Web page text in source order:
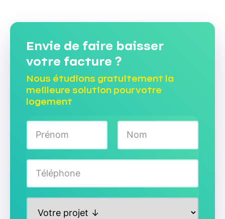
Envie de faire baisser
votre facture ?
Nous étudions gratuitement la
meilleure solution pour votre
logement
N
m
*
T
l
é